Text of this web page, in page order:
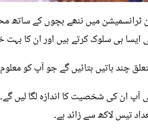
میں ننھے بچوں کے ساتھ
ایسا ہی سلوک کرتے ہیں اور ان کا بہت
چند باتیں بتائیں گے جو آپ کو
آپ ان کی شخصیت کا اندازہ لگا لیں
تیس لاکھ سے زائد ہے۔